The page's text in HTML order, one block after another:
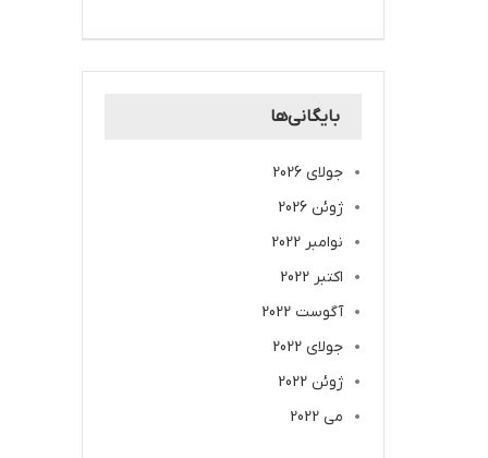
بایگانی‌ها
جولای 2026
ژوئن 2026
نوامبر 2022
اکتبر 2022
آگوست 2022
جولای 2022
ژوئن 2022
می 2022